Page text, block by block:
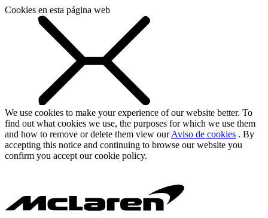
Cookies en esta página web
We use cookies to make your experience of our website better. To
find out what cookies we use, the purposes for which we use them
and how to remove or delete them view ourAviso de cookies . By
accepting this notice and continuing to browse our website you
confirm you accept our cookie policy.